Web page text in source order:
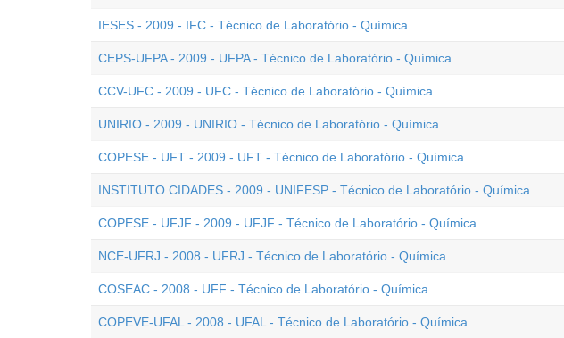
IESES - 2009 - IFC - Técnico de Laboratório - Química
CEPS-UFPA - 2009 - UFPA - Técnico de Laboratório - Química
CCV-UFC - 2009 - UFC - Técnico de Laboratório - Química
UNIRIO - 2009 - UNIRIO - Técnico de Laboratório - Química
COPESE - UFT - 2009 - UFT - Técnico de Laboratório - Química
INSTITUTO CIDADES - 2009 - UNIFESP - Técnico de Laboratório - Química
COPESE - UFJF - 2009 - UFJF - Técnico de Laboratório - Química
NCE-UFRJ - 2008 - UFRJ - Técnico de Laboratório - Química
COSEAC - 2008 - UFF - Técnico de Laboratório - Química
COPEVE-UFAL - 2008 - UFAL - Técnico de Laboratório - Química